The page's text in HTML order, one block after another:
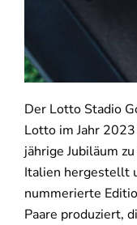
Der Lotto Stadio
Lotto im Jahr
jährige Jubiläum
Italien hergestellt
nummerierte
Paare produziert,